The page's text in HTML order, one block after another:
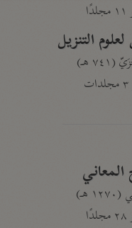
التنزيل
هـ)
هـ)